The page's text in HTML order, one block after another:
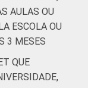
da
Internet no
4.
AULAS OU
ESCOLA OU
3 MESES
QUE